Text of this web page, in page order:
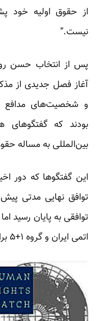
از حقوق اولیه خود
نیست.”
پس از انتخاب حسن
آغاز فصل جدیدی از
و شخصیت‌های مدافع
بودند که گفتگوهای
بین‌المللی به مساله
این گفتگو‌ها که دور
توافق نهایی مدتی
توافقی به پایان رسید
اتمی ایران و گروه ۱+۵ برای مدت چهار ماه تمدید شد.